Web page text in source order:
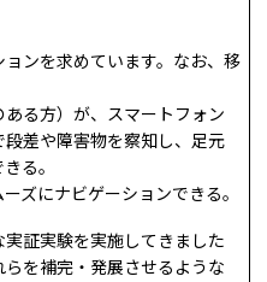
ンを求めています。なお、移
ある方）が、スマートフォン
差や障害物を察知し、足元
る。
ズにナビゲーションできる。
証実験を実施してきました
らを補完・発展させるような